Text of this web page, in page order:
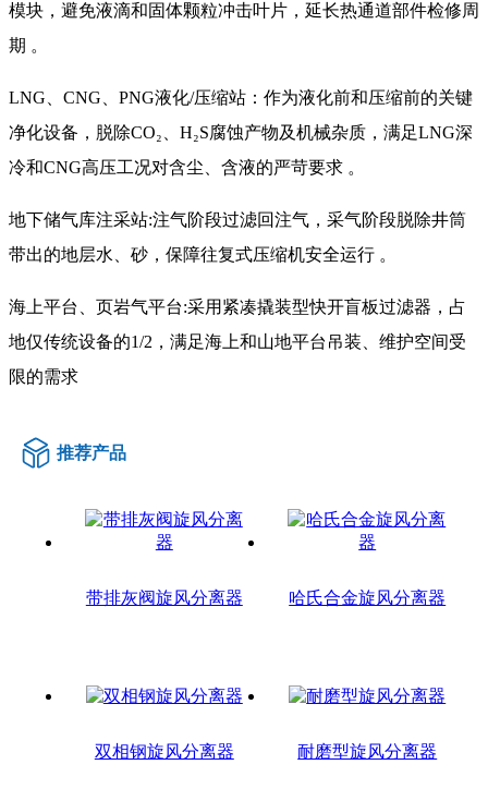
模块，避免液滴和固体颗粒冲击叶片，延长热通道部件检修周
期 。
LNG、CNG、PNG液化/压缩站：作为液化前和压缩前的关键
净化设备，脱除CO₂、H₂S腐蚀产物及机械杂质，满足LNG深
冷和CNG高压工况对含尘、含液的严苛要求 。
地下储气库注采站:注气阶段过滤回注气，采气阶段脱除井筒
带出的地层水、砂，保障往复式压缩机安全运行 。
海上平台、页岩气平台:采用紧凑撬装型快开盲板过滤器，占
地仅传统设备的1/2，满足海上和山地平台吊装、维护空间受
限的需求
推荐产品
带排灰阀旋风分离器 哈氏合金旋风分离器
双相钢旋风分离器 耐磨型旋风分离器